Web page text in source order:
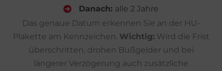
Danach: alle 2 Jahre
Das genaue Datum erkennen Sie an der HU-
Plakette am Kennzeichen. Wichtig: Wird die Frist
überschritten, drohen Bußgelder und bei
längerer Verzögerung auch zusätzliche